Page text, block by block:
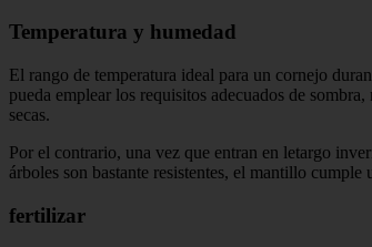
Temperatura y humedad
El rango de temperatura ideal para un cornejo
pueda emplear los requisitos adecuados de
secas.
Por el contrario, una vez que entran en letargo
árboles son bastante resistentes, el mantillo
fertilizar